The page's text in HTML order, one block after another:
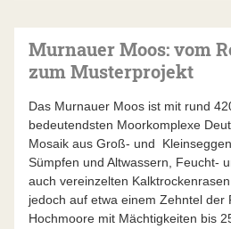
Murnauer Moos: vom
zum Musterprojekt
Das Murnauer Moos ist mit rund
bedeutendsten Moorkomplexe
Mosaik aus Groß- und
Sümpfen und Altwassern, Feucht-
auch vereinzelten
jedoch auf etwa einem Zehntel der
Hochmoore mit Mächtigkeiten bis